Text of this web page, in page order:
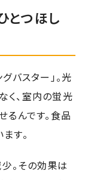
とつほし
バスター」。光
く、室内の蛍光
んです。食品
す。
。その効果は